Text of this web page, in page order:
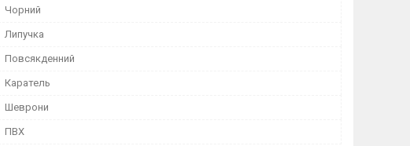
Чорний
Липучка
Повсякденний
Каратель
Шеврони
ПВХ